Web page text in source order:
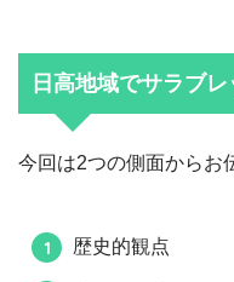
日高地域でサラブ
今回は2つの側面からお
歴史的観点